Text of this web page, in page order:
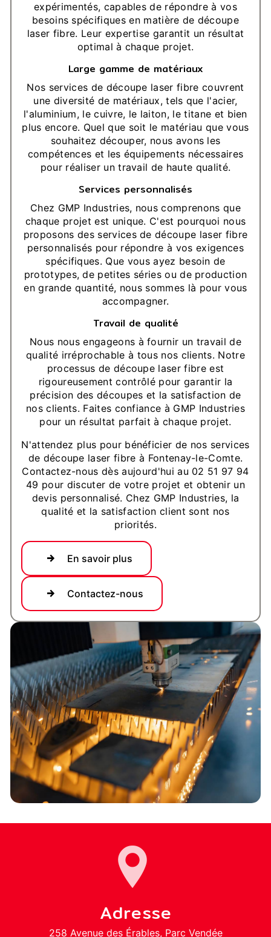
expérimentés, capables de répondre à vos
besoins spécifiques en matière de découpe
laser fibre. Leur expertise garantit un résultat
optimal à chaque projet.
Large gamme de matériaux
Nos services de découpe laser fibre couvrent
une diversité de matériaux, tels que l'acier,
l'aluminium, le cuivre, le laiton, le titane et bien
plus encore. Quel que soit le matériau que vous
souhaitez découper, nous avons les
compétences et les équipements nécessaires
pour réaliser un travail de haute qualité.
Services personnalisés
Chez GMP Industries, nous comprenons que
chaque projet est unique. C'est pourquoi nous
proposons des services de découpe laser fibre
personnalisés pour répondre à vos exigences
spécifiques. Que vous ayez besoin de
prototypes, de petites séries ou de production
en grande quantité, nous sommes là pour vous
accompagner.
Travail de qualité
Nous nous engageons à fournir un travail de
qualité irréprochable à tous nos clients. Notre
processus de découpe laser fibre est
rigoureusement contrôlé pour garantir la
précision des découpes et la satisfaction de
nos clients. Faites confiance à GMP Industries
pour un résultat parfait à chaque projet.
N'attendez plus pour bénéficier de nos services
de découpe laser fibre à Fontenay-le-Comte.
Contactez-nous dès aujourd'hui au 02 51 97 94
49 pour discuter de votre projet et obtenir un
devis personnalisé. Chez GMP Industries, la
qualité et la satisfaction client sont nos
priorités.
En savoir plus
Contactez-nous
Adresse
258 Avenue des Érables, Parc Vendée